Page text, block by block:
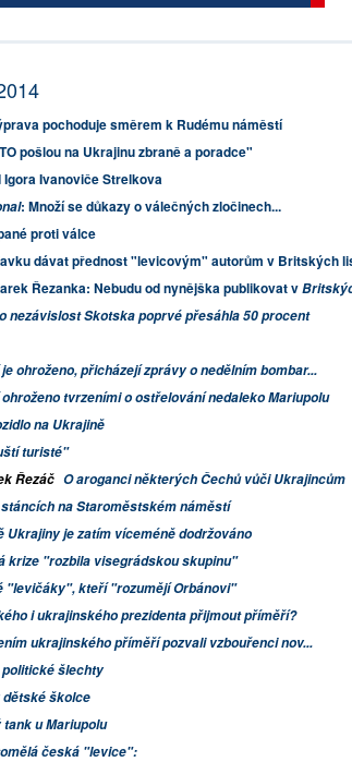
pochoduje směrem k Rudému náměstí
pošlou na Ukrajinu zbraně a poradce"
Igora Ivanoviče Strelkova
: Množí se důkazy o válečných zločinech...
proti válce
dávat přednost "levicovým" autorům v Britských
Řezanka: Nebudu od nynějška publikovat v
nezávislost Skotska poprvé přesáhla 50 procent
ohroženo, přicházejí zprávy o nedělním bombar...
tvrzeními o ostřelování nedaleko Mariupolu
na Ukrajině
turisté"
Řezáč O aroganci některých Čechů vůči Ukrajincům
na Staroměstském náměstí
Ukrajiny je zatím víceméně dodržováno
krize "rozbila visegrádskou skupinu"
"levičáky", kteří "rozumějí Orbánovi"
i ukrajinského prezidenta přijmout příměří?
ukrajinského příměří pozvali vzbouřenci nov...
šlechty
školce
u Mariupolu
česká "levice":